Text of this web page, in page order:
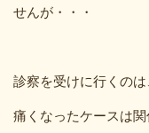
せんが・・・
診察を受けに行くの
痛くなったケースは